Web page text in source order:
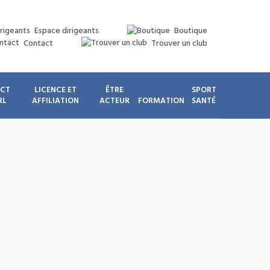
Espace dirigeants
Boutique
Contact
Trouver un club
LICENCE ET
AFFILIATION
ÊTRE
ACTEUR
FORMATION
SPORT
SANTÉ